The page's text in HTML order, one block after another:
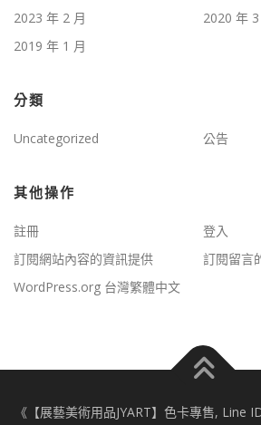
2023 年 2 月
2020 年 3
2019 年 1 月
分類
Uncategorized 公告
其他操作
註冊
登入
訂閱網站內容的資訊提供
訂閱留言
WordPress.org 台灣繁體中文
《【展藝美術用品JYART】色卡專售, Line